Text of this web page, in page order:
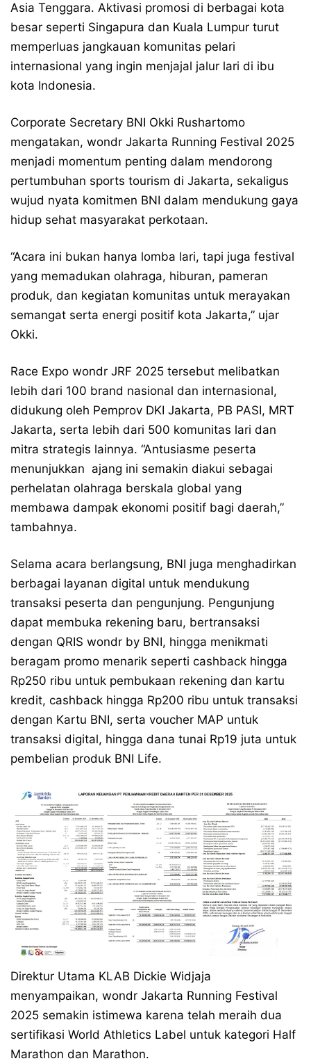
Asia Tenggara. Aktivasi promosi di berbagai kota
besar seperti Singapura dan Kuala Lumpur turut
memperluas jangkauan komunitas pelari
internasional yang ingin menjajal jalur lari di ibu
kota Indonesia.
Corporate Secretary BNI Okki Rushartomo
mengatakan, wondr Jakarta Running Festival 2025
menjadi momentum penting dalam mendorong
pertumbuhan sports tourism di Jakarta, sekaligus
wujud nyata komitmen BNI dalam mendukung gaya
hidup sehat masyarakat perkotaan.
“Acara ini bukan hanya lomba lari, tapi juga festival
yang memadukan olahraga, hiburan, pameran
produk, dan kegiatan komunitas untuk merayakan
semangat serta energi positif kota Jakarta,” ujar
Okki.
Race Expo wondr JRF 2025 tersebut melibatkan
lebih dari 100 brand nasional dan internasional,
didukung oleh Pemprov DKI Jakarta, PB PASI, MRT
Jakarta, serta lebih dari 500 komunitas lari dan
mitra strategis lainnya. “Antusiasme peserta
menunjukkan ajang ini semakin diakui sebagai
perhelatan olahraga berskala global yang
membawa dampak ekonomi positif bagi daerah,”
tambahnya.
Selama acara berlangsung, BNI juga menghadirkan
berbagai layanan digital untuk mendukung
transaksi peserta dan pengunjung. Pengunjung
dapat membuka rekening baru, bertransaksi
dengan QRIS wondr by BNI, hingga menikmati
beragam promo menarik seperti cashback hingga
Rp250 ribu untuk pembukaan rekening dan kartu
kredit, cashback hingga Rp200 ribu untuk transaksi
dengan Kartu BNI, serta voucher MAP untuk
transaksi digital, hingga dana tunai Rp19 juta untuk
pembelian produk BNI Life.
Direktur Utama KLAB Dickie Widjaja
menyampaikan, wondr Jakarta Running Festival
2025 semakin istimewa karena telah meraih dua
sertifikasi World Athletics Label untuk kategori Half
Marathon dan Marathon.